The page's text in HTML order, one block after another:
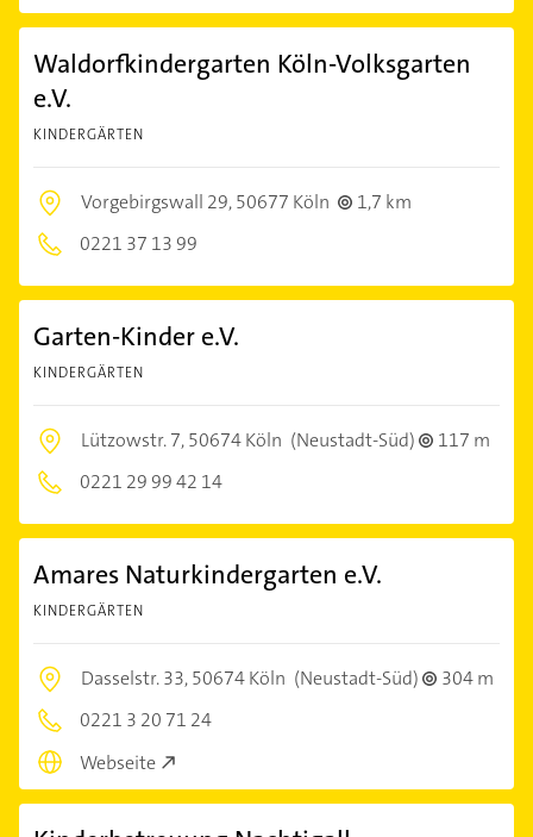
Waldorfkindergarten Köln-Volksgarten
e.V.
KINDERGÄRTEN
Vorgebirgswall 29,50677 Köln
1,7 km
0221 37 13 99
Garten-Kinder e.V.
KINDERGÄRTEN
Lützowstr. 7,50674 Köln (Neustadt-Süd)
117 m
0221 29 99 42 14
Amares Naturkindergarten e.V.
KINDERGÄRTEN
Dasselstr. 33,50674 Köln (Neustadt-Süd)
304 m
0221 3 20 71 24
Webseite